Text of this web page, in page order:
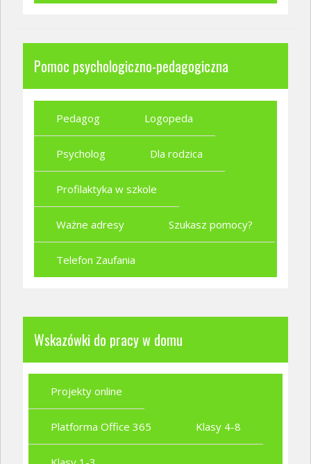
Pomoc psychologiczno-pedagogiczna
Pedagog Logopeda
Psycholog Dla rodzica
Profilaktyka w szkole
Ważne adresy Szukasz pomocy?
Telefon Zaufania
Wskazówki do pracy w domu
Projekty online
Platforma Office 365 Klasy 4-8